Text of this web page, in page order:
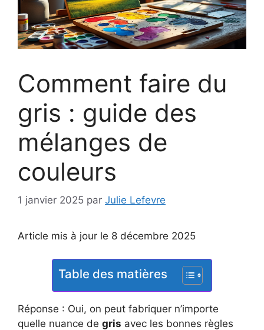
Comment faire du
gris : guide des
mélanges de
couleurs
1 janvier 2025 par Julie Lefevre
Article mis à jour le 8 décembre 2025
Table des matières
Réponse : Oui, on peut fabriquer n’importe
quelle nuance de gris avec les bonnes règles